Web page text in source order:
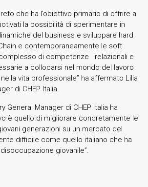
che ha l’obiettivo primario di offrire a
la possibilità di sperimentare in
del business e sviluppare hard
e contemporaneamente le soft
di competenze relazionali e
a collocarsi nel mondo del lavoro
vita professionale” ha affermato Lilia
di CHEP Italia.
General Manager di CHEP Italia ha
è quello di migliorare concretamente le
generazioni su un mercato del
difficile come quello italiano che ha
giovanile”.